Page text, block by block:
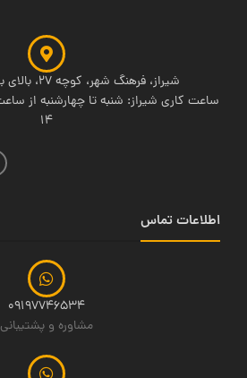
شیراز، فرهنگ شهر، کوچه 27، بالای بانک سینا ، طبقه 1
14
اطلاعات تماس
09197746534
مشاوره و پشتیبانی